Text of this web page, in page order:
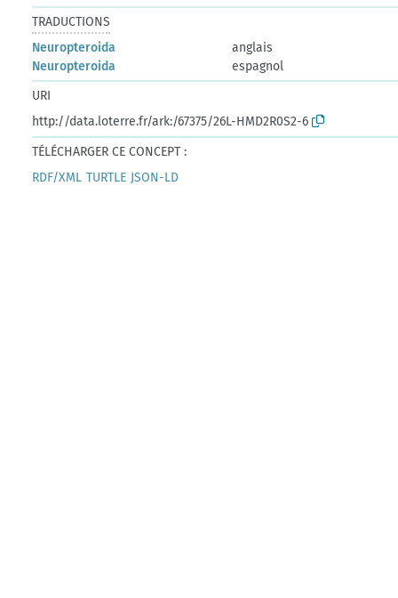
TRADUCTIONS
Neuropteroida
anglais
Neuropteroida
espagnol
URI
http://data.loterre.fr/ark:/67375/26L-HMD2R0S2-6
TÉLÉCHARGER CE CONCEPT :
RDF/XML TURTLE JSON-LD